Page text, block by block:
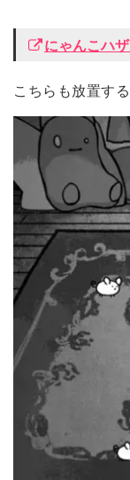
にゃんこハ
こちらも放置す